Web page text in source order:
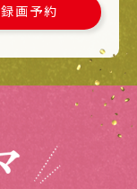
録画予約